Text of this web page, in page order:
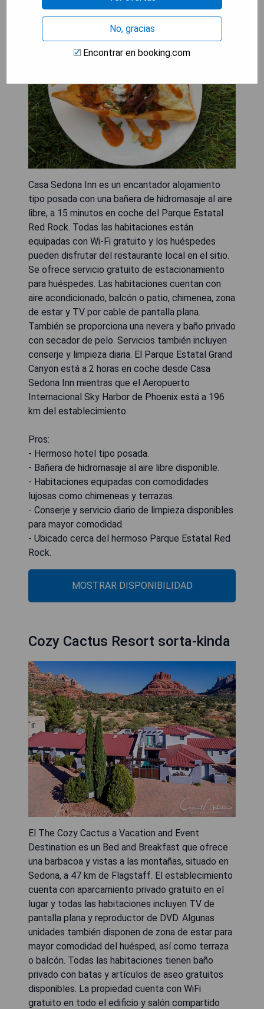
Casa Sedona Inn es un encantador alojamiento
tipo posada con una bañera de hidromasaje al aire
libre, a 15 minutos en coche del Parque Estatal
Red Rock. Todas las habitaciones están
equipadas con Wi-Fi gratuito y los huéspedes
pueden disfrutar del restaurante local en el sitio.
Se ofrece servicio gratuito de estacionamiento
para huéspedes. Las habitaciones cuentan con
aire acondicionado, balcón o patio, chimenea, zona
de estar y TV por cable de pantalla plana.
También se proporciona una nevera y baño privado
con secador de pelo. Servicios también incluyen
conserje y limpieza diaria. El Parque Estatal Grand
Canyon está a 2 horas en coche desde Casa
Sedona Inn mientras que el Aeropuerto
Internacional Sky Harbor de Phoenix está a 196
km del establecimiento.
Pros:
- Hermoso hotel tipo posada.
- Bañera de hidromasaje al aire libre disponible.
- Habitaciones equipadas con comodidades
lujosas como chimeneas y terrazas.
- Conserje y servicio diario de limpieza disponibles
para mayor comodidad.
- Ubicado cerca del hermoso Parque Estatal Red
Rock.
MOSTRAR DISPONIBILIDAD
Cozy Cactus Resort sorta-kinda
El The Cozy Cactus a Vacation and Event
Destination es un Bed and Breakfast que ofrece
una barbacoa y vistas a las montañas, situado en
Sedona, a 47 km de Flagstaff. El establecimiento
cuenta con aparcamiento privado gratuito en el
lugar y todas las habitaciones incluyen TV de
pantalla plana y reproductor de DVD. Algunas
unidades también disponen de zona de estar para
mayor comodidad del huésped, así como terraza
o balcón. Todas las habitaciones tienen baño
privado con batas y artículos de aseo gratuitos
disponibles. La propiedad cuenta con WiFi
gratuito en todo el edificio y salón compartido
No, gracias
Encontrar en booking.com